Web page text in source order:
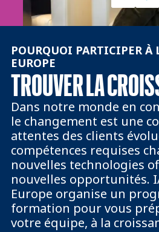
POURQUOI PARTICIPER À
EUROPE
TROUVER LA
Dans notre monde en
le changement est une
attentes des clients
compétences requises
nouvelles technologies
nouvelles opportunités.
Europe organise un
formation pour vous
votre équipe, à la